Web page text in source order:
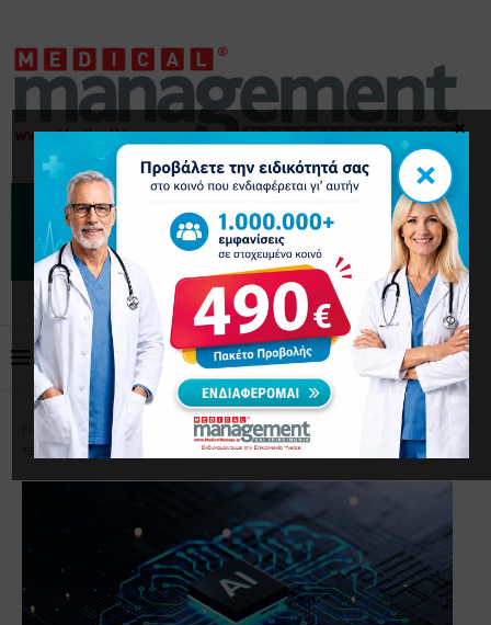
Home Τεχνολογία - Λογισμικό
Βασικές τάσεις στην
τεχνολογία της υγειονομικής περίθαλψης
×
×